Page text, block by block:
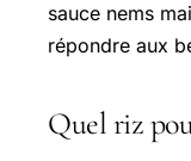
sauce nems
répondre aux
Quel riz